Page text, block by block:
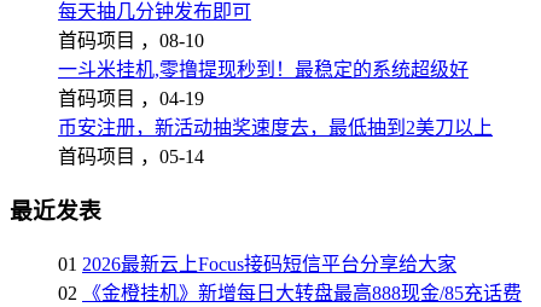
每天抽几分钟发布即可
首码项目 ， 08-10
一斗米挂机,零撸提现秒到！最稳定的系统超级好
首码项目 ， 04-19
币安注册，新活动抽奖速度去，最低抽到2美刀以上
首码项目 ， 05-14
最近发表
01 2026最新云上Focus接码短信平台分享给大家
02
《金橙挂机》新增每日大转盘最高888现金/85充话费